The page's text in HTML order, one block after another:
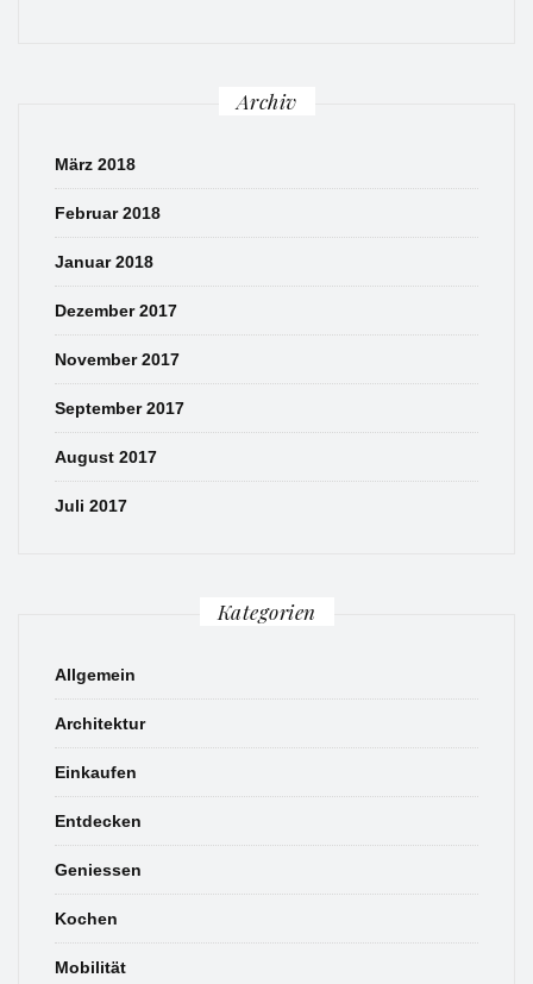
Archiv
März 2018
Februar 2018
Januar 2018
Dezember 2017
November 2017
September 2017
August 2017
Juli 2017
Kategorien
Allgemein
Architektur
Einkaufen
Entdecken
Geniessen
Kochen
Mobilität